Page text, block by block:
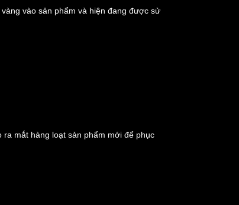
vào sản phẩm và hiện đang được sử
mắt hàng loạt sản phẩm mới để phục